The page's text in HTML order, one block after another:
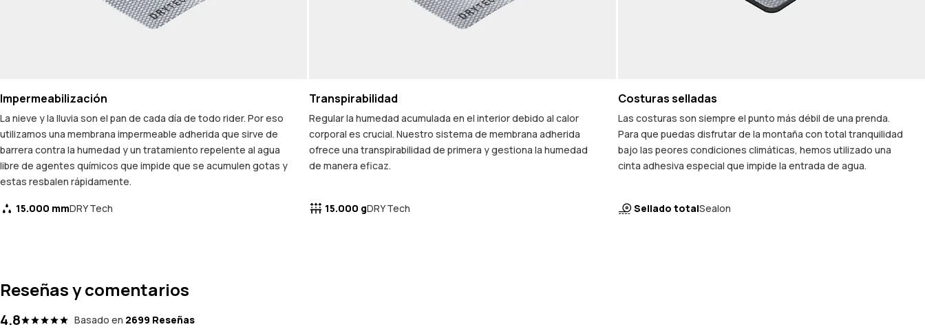
Impermeabilización
La nieve y la lluvia son el pan de cada día de todo rider. Por eso
utilizamos una membrana impermeable adherida que sirve de
barrera contra la humedad y un tratamiento repelente al agua
libre de agentes químicos que impide que se acumulen gotas y
estas resbalen rápidamente.
15.000 mmDRY Tech
Transpirabilidad
Regular la humedad acumulada en el interior debido al calor
corporal es crucial. Nuestro sistema de membrana adherida
ofrece una transpirabilidad de primera y gestiona la humedad
de manera eficaz.
15.000 gDRY Tech
Costuras selladas
Las costuras son siempre el punto más débil de una prenda.
Para que puedas disfrutar de la montaña con total tranquilidad
bajo las peores condiciones climáticas, hemos utilizado una
cinta adhesiva especial que impide la entrada de agua.
Sellado totalSealon
Reseñas y comentarios
4.8 Basado en 2699 Reseñas